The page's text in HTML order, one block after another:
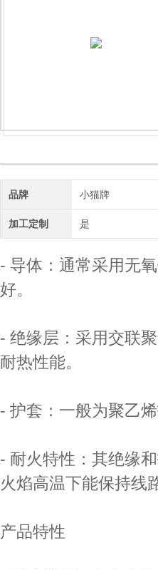
品牌 小猫牌
加工定制 是
- 导体：通常采用无
好。
- 绝缘层：采用交联
耐热性能。
- 护套：一般为聚乙
- 耐火特性：其绝缘
火焰高温下能保持线
产品特性